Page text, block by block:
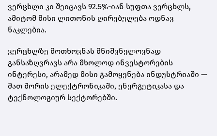
ვერცხლი კი შეიცავს 92.5%-იან სუფთა ვერცხლს,
ამიტომ მისი ლითონის ღირებულება ოდნავ
ნაკლებია.
ვერცხლზე მოთხოვნას მნიშვნელოვნად
განსაზღვრავს არა მხოლოდ ინვესტორების
ინტერესი, არამედ მისი გამოყენება ინდუსტრიაში —
მათ შორის ელექტრონიკაში, ენერგეტიკასა და
ტექნოლოგიურ სექტორებში.